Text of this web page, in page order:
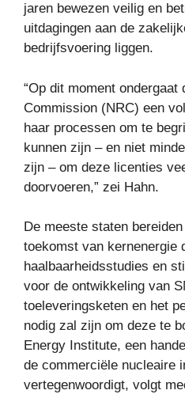
jaren bewezen veilig en
uitdagingen aan de
bedrijfsvoering liggen.
“Op dit moment
Commission (NRC) een
haar processen om te
kunnen zijn – en niet
zijn – om deze licenties
doorvoeren,” zei Hahn.
De meeste staten
toekomst van kernenergie
haalbaarheidsstudies en
voor de ontwikkeling van
toeleveringsketen en het
nodig zal zijn om deze te
Energy Institute, een
de commerciële nucleaire
vertegenwoordigt, volgt